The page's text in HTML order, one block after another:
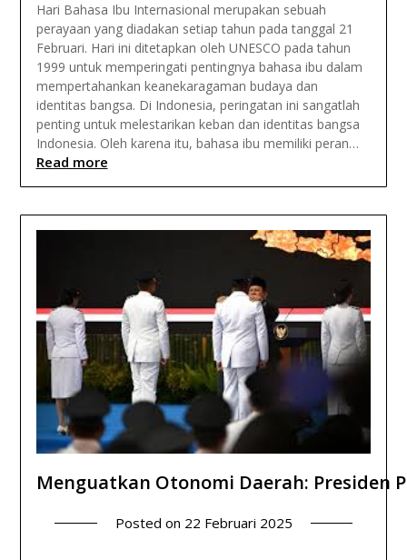
Hari Bahasa Ibu Internasional merupakan sebuah
perayaan yang diadakan setiap tahun pada tanggal 21
Februari. Hari ini ditetapkan oleh UNESCO pada tahun
1999 untuk memperingati pentingnya bahasa ibu dalam
mempertahankan keanekaragaman budaya dan
identitas bangsa. Di Indonesia, peringatan ini sangatlah
penting untuk melestarikan keban dan identitas bangsa
Indonesia. Oleh karena itu, bahasa ibu memiliki peran…
Read more
Menguatkan Otonomi Daerah: Presiden
Posted on 22 Februari 2025